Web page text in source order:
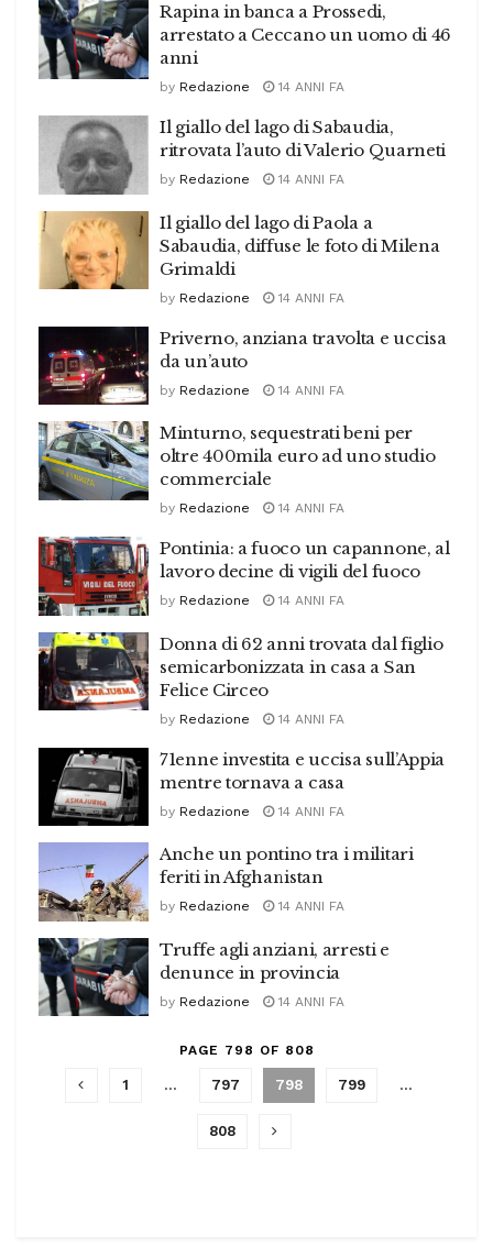
Rapina in banca a Prossedi,
arrestato a Ceccano un uomo di 46
anni
by Redazione 14 ANNI FA
Il giallo del lago di Sabaudia,
ritrovata l’auto di Valerio Quarneti
by Redazione 14 ANNI FA
Il giallo del lago di Paola a
Sabaudia, diffuse le foto di Milena
Grimaldi
by Redazione 14 ANNI FA
Priverno, anziana travolta e uccisa
da un’auto
by Redazione 14 ANNI FA
Minturno, sequestrati beni per
oltre 400mila euro ad uno studio
commerciale
by Redazione 14 ANNI FA
Pontinia: a fuoco un capannone, al
lavoro decine di vigili del fuoco
by Redazione 14 ANNI FA
Donna di 62 anni trovata dal figlio
semicarbonizzata in casa a San
Felice Circeo
by Redazione 14 ANNI FA
71enne investita e uccisa sull’Appia
mentre tornava a casa
by Redazione 14 ANNI FA
Anche un pontino tra i militari
feriti in Afghanistan
by Redazione 14 ANNI FA
Truffe agli anziani, arresti e
denunce in provincia
by Redazione 14 ANNI FA
PAGE 798 OF 808
1 … 797 798 799 …
808